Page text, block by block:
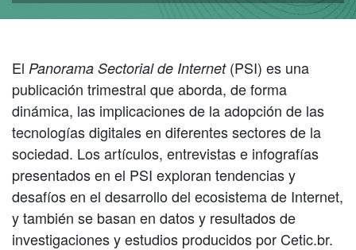
El Panorama Sectorial de Internet(PSI) es una
publicación trimestral que aborda, de forma
dinámica, las implicaciones de la adopción de las
tecnologías digitales en diferentes sectores de la
sociedad. Los artículos, entrevistas e infografías
presentados en el PSI exploran tendencias y
desafíos en el desarrollo del ecosistema de Internet,
y también se basan en datos y resultados de
investigaciones y estudios producidos por Cetic.br.